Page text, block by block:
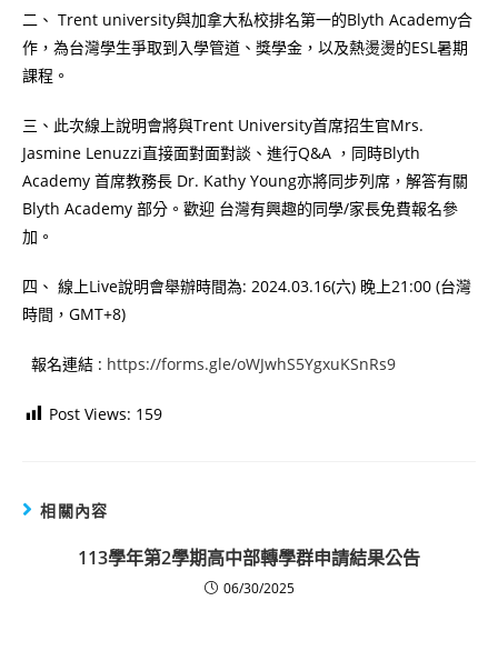
二、 Trent university與加拿大私校排名第一的Blyth Academy合
作，為台灣學生爭取到入學管道、獎學金，以及熱燙燙的ESL暑期
課程。
三、此次線上說明會將與Trent University首席招生官Mrs.
Jasmine Lenuzzi直接面對面對談、進行Q&A ，同時Blyth
Academy 首席教務長 Dr. Kathy Young亦將同步列席，解答有關
Blyth Academy 部分。歡迎 台灣有興趣的同學/家長免費報名參
加。
四、 線上Live說明會舉辦時間為: 2024.03.16(六) 晚上21:00 (台灣
時間，GMT+8)
報名連結 : https://forms.gle/oWJwhS5YgxuKSnRs9
Post Views: 159
相關內容
113學年第2學期高中部轉學群申請結果公告
06/30/2025